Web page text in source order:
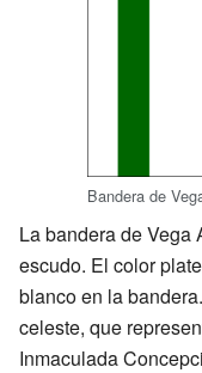
Bandera de
La bandera de Vega
escudo. El color
blanco en la
celeste, que
Inmaculada